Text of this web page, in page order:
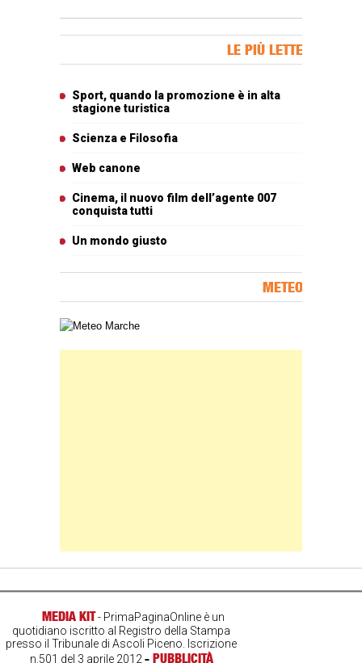
LE PIÙ LETTE
Sport, quando la promozione è in alta
stagione turistica
Scienza e Filosofia
Web canone
Cinema, il nuovo film dell’agente 007
conquista tutti
Un mondo giusto
METEO
Carta meteorologica delle Marche
MEDIA KIT- PrimaPaginaOnline è un
quotidiano iscritto al Registro della Stampa
presso il Tribunale di Ascoli Piceno. Iscrizione
n.501 del 3 aprile 2012- PUBBLICITÀ